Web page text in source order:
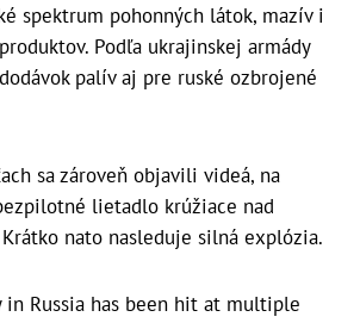
spektrum pohonných látok, mazív i
Podľa ukrajinskej armády
palív aj pre ruské ozbrojené
sa zároveň objavili videá, na
lietadlo krúžiace nad
nato nasleduje silná explózia.
in Russia has been hit at multiple